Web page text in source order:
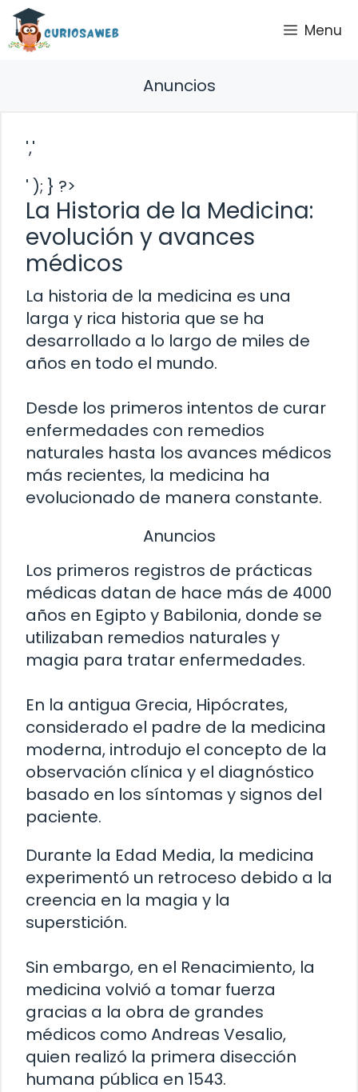
Saltar
contenido
Menu
Anuncios
','
' ); } ?>
La Historia de la Medicina:
evolución y avances
médicos
La historia de la medicina es una
larga y rica historia que se ha
desarrollado a lo largo de miles de
años en todo el mundo.
Desde los primeros intentos de curar
enfermedades con remedios
naturales hasta los avances médicos
más recientes, la medicina ha
evolucionado de manera constante.
Anuncios
Los primeros registros de prácticas
médicas datan de hace más de 4000
años en Egipto y Babilonia, donde se
utilizaban remedios naturales y
magia para tratar enfermedades.
En la antigua Grecia, Hipócrates,
considerado el padre de la medicina
moderna, introdujo el concepto de la
observación clínica y el diagnóstico
basado en los síntomas y signos del
paciente.
Durante la Edad Media, la medicina
experimentó un retroceso debido a la
creencia en la magia y la
superstición.
Sin embargo, en el Renacimiento, la
medicina volvió a tomar fuerza
gracias a la obra de grandes
médicos como Andreas Vesalio,
quien realizó la primera disección
humana pública en 1543.